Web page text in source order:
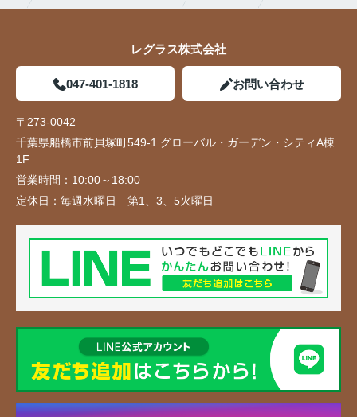
レグラス株式会社
047-401-1818 お問い合わせ
〒273-0042
千葉県船橋市前貝塚町549-1 グローバル・ガーデン・シティA棟
1F
営業時間： 10:00～18:00
定休日： 毎週水曜日 第1、3、5火曜日